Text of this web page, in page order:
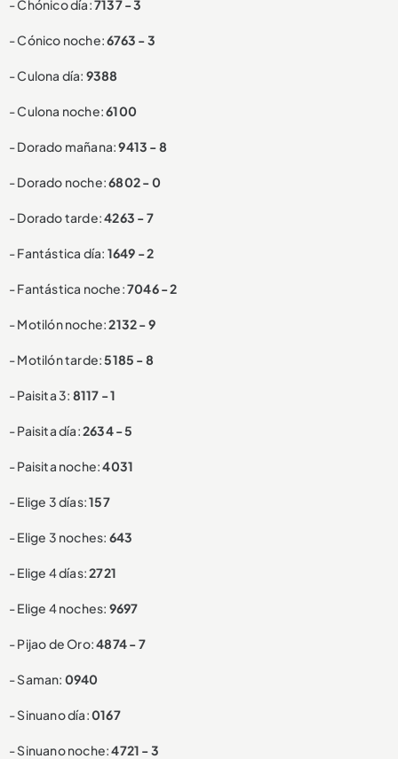
- Chónico día:7137 - 3
- Cónico noche:6763 - 3
- Culona día: 9388
- Culona noche:6100
- Dorado mañana:9413 - 8
- Dorado noche:6802 - 0
- Dorado tarde:4263 - 7
- Fantástica día: 1649 - 2
- Fantástica noche:7046 - 2
- Motilón noche:2132 - 9
- Motilón tarde:5185 - 8
- Paisita 3: 8117 - 1
- Paisita día:2634 - 5
- Paisita noche:4031
- Elige 3 días:157
- Elige 3 noches: 643
- Elige 4 días:2721
- Elige 4 noches: 9697
- Pijao de Oro:4874 - 7
- Saman: 0940
- Sinuano día:0167
- Sinuano noche:4721 - 3